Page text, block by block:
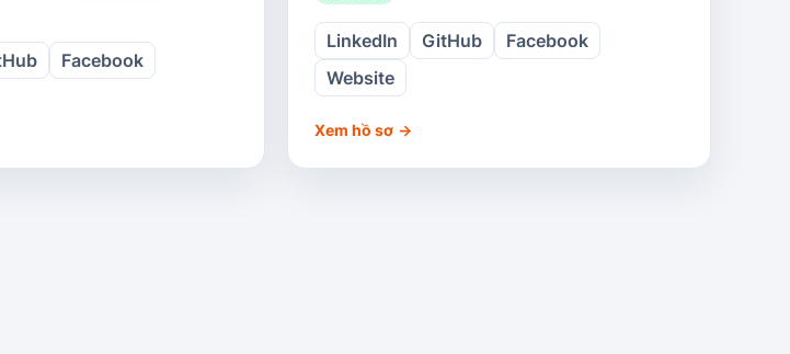
Facebook
LinkedIn GitHub
Facebook
Website
Xem hồ sơ →